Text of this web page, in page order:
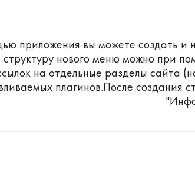
приложения вы можете создать и
нового меню можно при
на отдельные разделы сайта
плагинов.После создания